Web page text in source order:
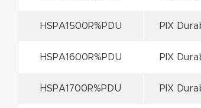
HSPA1500R%PDU PIX
HSPA1600R%PDU PIX
HSPA1700R%PDU PIX